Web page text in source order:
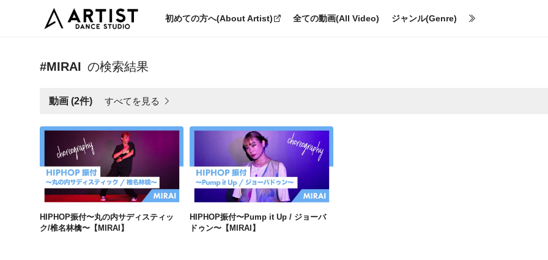
初めての方へ(About Artist) 全ての動画(All Video) ジャンル(Genre)
#MIRAI の検索結果
動画 (2件) すべてを見る
HIPHOP振付〜丸の内サディスティッ
ク/椎名林檎〜【MIRAI】
HIPHOP振付〜Pump it Up / ジョーバ
ドゥン〜【MIRAI】